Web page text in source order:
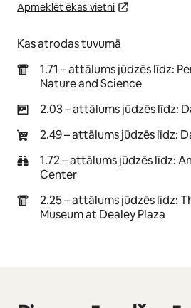
Apmeklēt ēkas vietni
Kas atrodas tuvumā
1.71 – attālums jūdzēs līdz:
Nature and Science
2.03 – attālums jūdzēs līdz:
2.49 – attālums jūdzēs līdz:
1.72 – attālums jūdzēs līdz:
Center
2.25 – attālums jūdzēs līdz:
Museum at Dealey Plaza